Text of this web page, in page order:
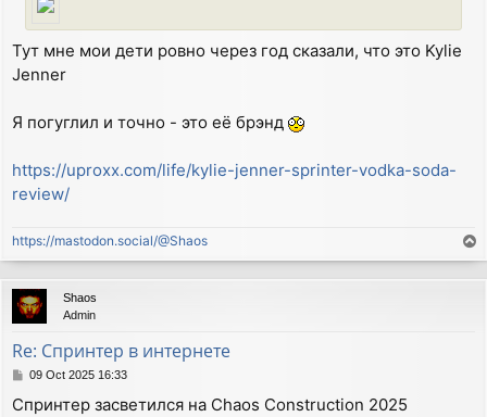
Тут мне мои дети ровно через год сказали, что это Kylie
Jenner
Я погуглил и точно - это её брэнд
https://uproxx.com/life/kylie-jenner-sprinter-vodka-soda-
review/
https://mastodon.social/@Shaos
o
p
Shaos
Admin
Re: Спринтер в интернете
P
s
09 Oct 2025 16:33
Спринтер засветился на Chaos Construction 2025